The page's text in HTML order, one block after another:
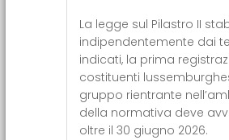
La legge sul Pilastro II
indipendentemente dai
indicati, la prima
costituenti
gruppo rientrante
della normativa deve
oltre il 30 giugno 2026.